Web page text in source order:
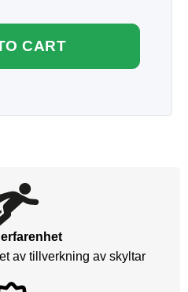
CART
av tillverkning av skyltar